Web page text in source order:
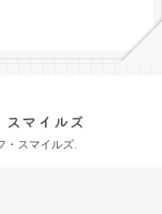
マイルズ
スマイルズ.